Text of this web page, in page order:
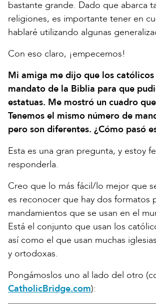
bastante grande. Dado que abarca
religiones, es importante tener en
hablaré utilizando algunas
Con eso claro, ¡empecemos!
Mi amiga me dijo que los
mandato de la Biblia para que
estatuas. Me mostró un cuadro
Tenemos el mismo número de
pero son diferentes. ¿Cómo pasó
Esta es una gran pregunta, y estoy
responderla.
Creo que lo más fácil/lo mejor que
es reconocer que hay dos formatos
mandamientos que se usan en el
Está el conjunto que usan los
así como el que usan muchas
y ortodoxas.
Pongámoslos uno al lado del otro
CatholicBridge.com):